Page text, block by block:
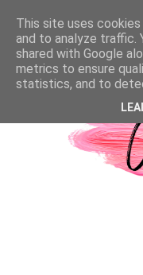
This site uses
and to analyze traffic.
shared with Google
metrics to ensure
statistics, and to